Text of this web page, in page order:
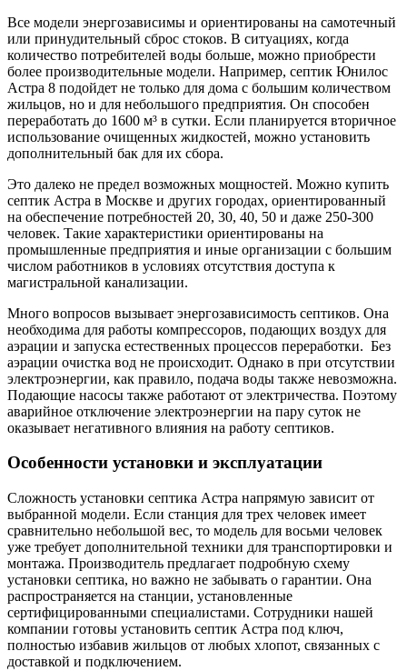
Все модели энергозависимы и ориентированы на самотечный
или принудительный сброс стоков. В ситуациях, когда
количество потребителей воды больше, можно приобрести
более производительные модели. Например, септик Юнилос
Астра 8 подойдет не только для дома с большим количеством
жильцов, но и для небольшого предприятия. Он способен
переработать до 1600 м³ в сутки. Если планируется вторичное
использование очищенных жидкостей, можно установить
дополнительный бак для их сбора.
Это далеко не предел возможных мощностей. Можно купить
септик Астра в Москве и других городах, ориентированный
на обеспечение потребностей 20, 30, 40, 50 и даже 250-300
человек. Такие характеристики ориентированы на
промышленные предприятия и иные организации с большим
числом работников в условиях отсутствия доступа к
магистральной канализации.
Много вопросов вызывает энергозависимость септиков. Она
необходима для работы компрессоров, подающих воздух для
аэрации и запуска естественных процессов переработки. Без
аэрации очистка вод не происходит. Однако в при отсутствии
электроэнергии, как правило, подача воды также невозможна.
Подающие насосы также работают от электричества. Поэтому
аварийное отключение электроэнергии на пару суток не
оказывает негативного влияния на работу септиков.
Особенности установки и эксплуатации
Сложность установки септика Астра напрямую зависит от
выбранной модели. Если станция для трех человек имеет
сравнительно небольшой вес, то модель для восьми человек
уже требует дополнительной техники для транспортировки и
монтажа. Производитель предлагает подробную схему
установки септика, но важно не забывать о гарантии. Она
распространяется на станции, установленные
сертифицированными специалистами. Сотрудники нашей
компании готовы установить септик Астра под ключ,
полностью избавив жильцов от любых хлопот, связанных с
доставкой и подключением.